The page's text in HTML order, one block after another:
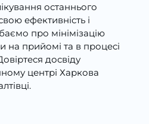
останнього
ефективність і
про мінімізацію
на прийомі та в процесі
досвіду
центрі Харкова